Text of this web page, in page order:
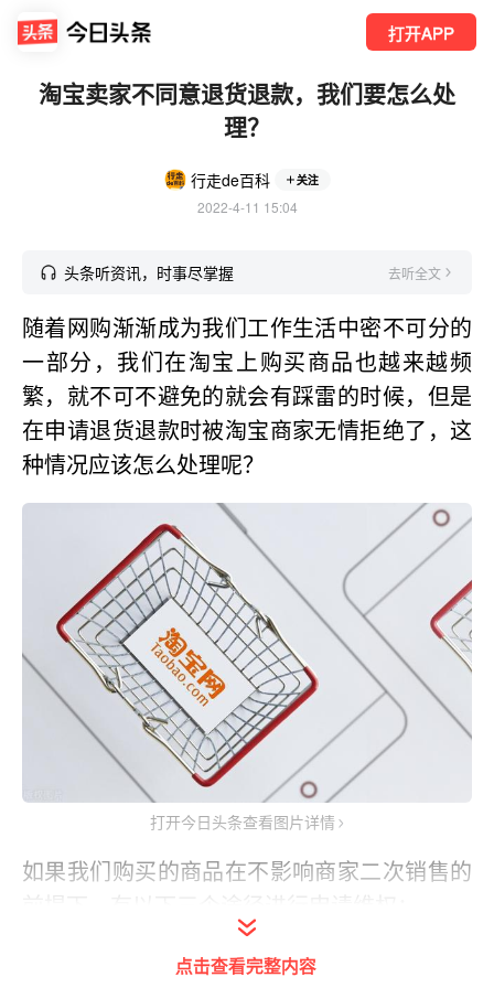
打开APP
淘宝卖家不同意退货退款，我们要怎么处
理？
行走de百科 关注
2022-4-11 15:04
头条听资讯，时事尽掌握 去听全文
随着网购渐渐成为我们工作生活中密不可分的
一部分，我们在淘宝上购买商品也越来越频
繁，就不可不避免的就会有踩雷的时候，但是
在申请退货退款时被淘宝商家无情拒绝了，这
种情况应该怎么处理呢？
打开今日头条查看图片详情
如果我们购买的商品在不影响商家二次销售的
1、申请淘宝小二介入。
点击查看完整内容